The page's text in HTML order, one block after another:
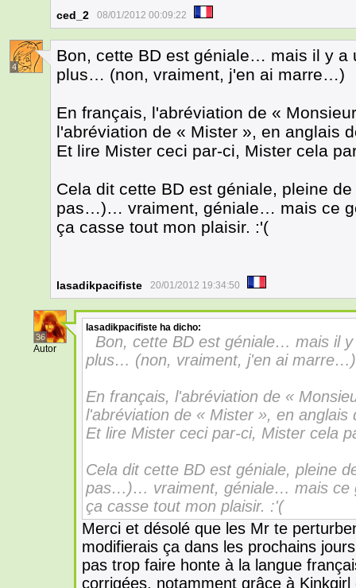
ced_2 08/01/2012 00:09:22
4
Bon, cette BD est géniale… mais il y a
plus… (non, vraiment, j'en ai marre…)
En français, l'abréviation de «
l'abréviation de « Mister », en anglais
Et lire Mister ceci par-ci, Mister cela
Cela dit cette BD est géniale, pleine
pas…)… vraiment, géniale… mais ce
ça casse tout mon plaisir. :'(
lasadikpacifiste 20/01/2012 19:34:50
36
Autor
lasadikpacifiste ha dicho:
Bon, cette BD est géniale… mais il
plus… (non, vraiment, j'en ai marre…)
En français, l'abréviation de «
l'abréviation de « Mister », en anglais
Et lire Mister ceci par-ci, Mister cela
Cela dit cette BD est géniale, pleine
pas…)… vraiment, géniale… mais ce
ça casse tout mon plaisir. :'(
Merci et désolé que les Mr te
modifierais ça dans les prochains
pas trop faire honte à la langue
corrigées, notamment grâce à